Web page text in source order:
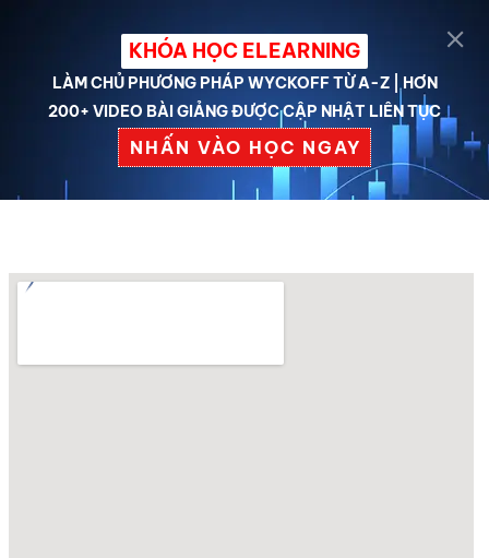
KHÓA HỌC ELEARNING
LÀM CHỦ PHƯƠNG PHÁP WYCKOFF TỪ A-Z | HƠN
200+ VIDEO BÀI GIẢNG ĐƯỢC CẬP NHẬT LIÊN TỤC
NHẤN VÀO HỌC NGAY